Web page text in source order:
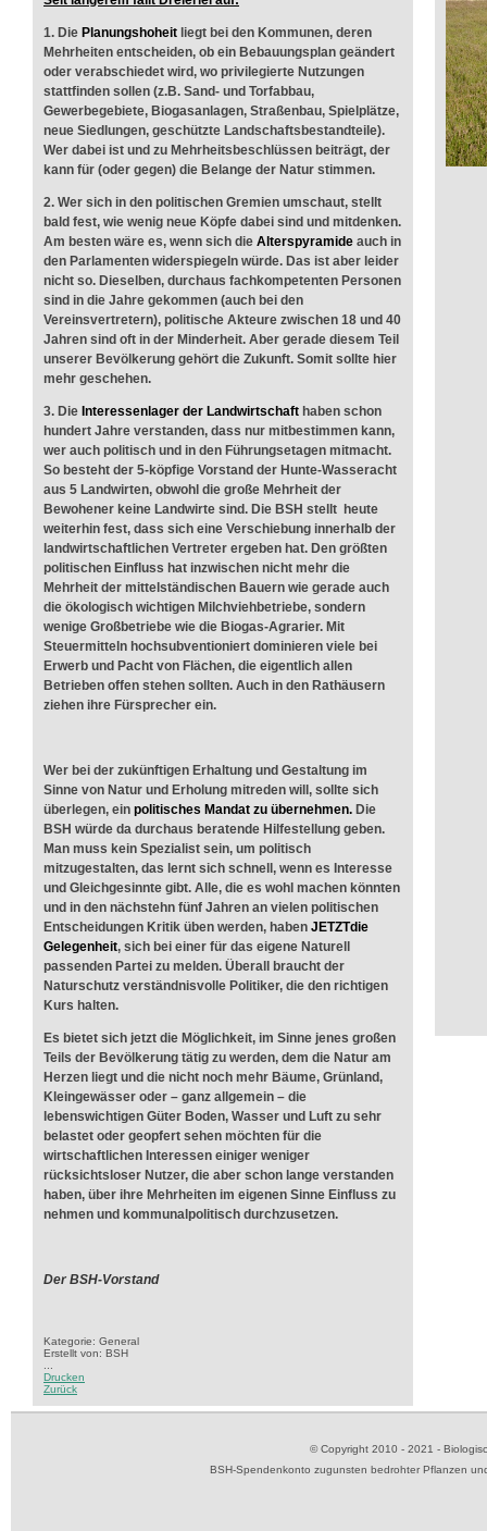
1. Die Planungshoheit liegt bei den Kommunen, deren
Mehrheiten entscheiden, ob ein Bebauungsplan geändert
oder verabschiedet wird, wo privilegierte Nutzungen
stattfinden sollen (z.B. Sand- und Torfabbau,
Gewerbegebiete, Biogasanlagen, Straßenbau, Spielplätze,
neue Siedlungen, geschützte Landschaftsbestandteile).
Wer dabei ist und zu Mehrheitsbeschlüssen beiträgt, der
kann für (oder gegen) die Belange der Natur stimmen.
2. Wer sich in den politischen Gremien umschaut, stellt
bald fest, wie wenig neue Köpfe dabei sind und mitdenken.
Am besten wäre es, wenn sich die Alterspyramide auch in
den Parlamenten widerspiegeln würde. Das ist aber leider
nicht so. Dieselben, durchaus fachkompetenten Personen
sind in die Jahre gekommen (auch bei den
Vereinsvertretern), politische Akteure zwischen 18 und 40
Jahren sind oft in der Minderheit. Aber gerade diesem Teil
unserer Bevölkerung gehört die Zukunft. Somit sollte hier
mehr geschehen.
3. Die Interessenlager der Landwirtschaft haben schon
hundert Jahre verstanden, dass nur mitbestimmen kann,
wer auch politisch und in den Führungsetagen mitmacht.
So besteht der 5-köpfige Vorstand der Hunte-Wasseracht
aus 5 Landwirten, obwohl die große Mehrheit der
Bewohener keine Landwirte sind. Die BSH stellt heute
weiterhin fest, dass sich eine Verschiebung innerhalb der
landwirtschaftlichen Vertreter ergeben hat. Den größten
politischen Einfluss hat inzwischen nicht mehr die
Mehrheit der mittelständischen Bauern wie gerade auch
die ökologisch wichtigen Milchviehbetriebe, sondern
wenige Großbetriebe wie die Biogas-Agrarier. Mit
Steuermitteln hochsubventioniert dominieren viele bei
Erwerb und Pacht von Flächen, die eigentlich allen
Betrieben offen stehen sollten. Auch in den Rathäusern
ziehen ihre Fürsprecher ein.
Wer bei der zukünftigen Erhaltung und Gestaltung im
Sinne von Natur und Erholung mitreden will, sollte sich
überlegen, ein politisches Mandat zu übernehmen. Die
BSH würde da durchaus beratende Hilfestellung geben.
Man muss kein Spezialist sein, um politisch
mitzugestalten, das lernt sich schnell, wenn es Interesse
und Gleichgesinnte gibt. Alle, die es wohl machen könnten
und in den nächstehn fünf Jahren an vielen politischen
Entscheidungen Kritik üben werden, haben JETZTdie
Gelegenheit, sich bei einer für das eigene Naturell
passenden Partei zu melden. Überall braucht der
Naturschutz verständnisvolle Politiker, die den richtigen
Kurs halten.
Es bietet sich jetzt die Möglichkeit, im Sinne jenes großen
Teils der Bevölkerung tätig zu werden, dem die Natur am
Herzen liegt und die nicht noch mehr Bäume, Grünland,
Kleingewässer oder – ganz allgemein – die
lebenswichtigen Güter Boden, Wasser und Luft zu sehr
belastet oder geopfert sehen möchten für die
wirtschaftlichen Interessen einiger weniger
rücksichtsloser Nutzer, die aber schon lange verstanden
haben, über ihre Mehrheiten im eigenen Sinne Einfluss zu
nehmen und kommunalpolitisch durchzusetzen.
Der BSH-Vorstand
Kategorie: General
Erstellt von: BSH
Drucken
Zurück
© Copyright 2010 - 2021 -
BSH-Spendenkonto zugunsten bedrohter Pflanzen